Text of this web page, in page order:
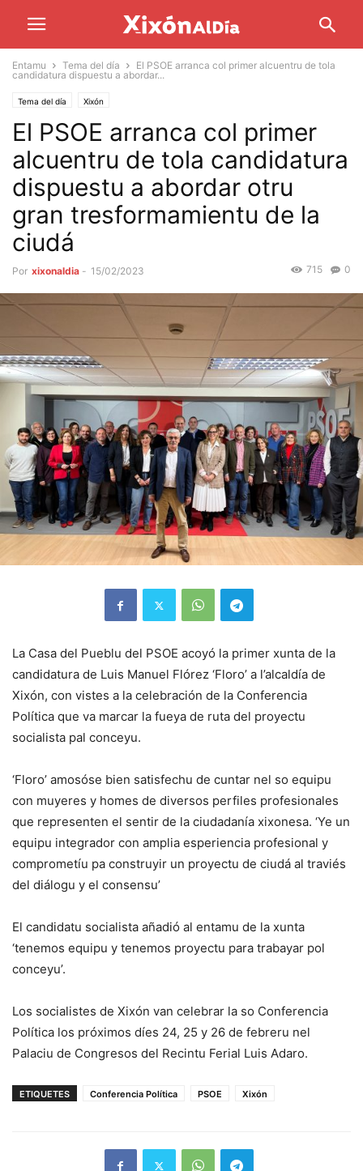
Entamu Tema del día
El PSOE arranca col primer alcuentru de tola
candidatura dispuestu a abordar...
Tema del día Xixón
El PSOE arranca col primer
alcuentru de tola candidatura
dispuestu a abordar otru
gran tresformamientu de la
ciudá
Por xixonaldia - 15/02/2023 0
715
La Casa del Pueblu del PSOE acoyó la primer xunta de la
candidatura de Luis Manuel Flórez ‘Floro’ a l’alcaldía de
Xixón, con vistes a la celebración de la Conferencia
Política que va marcar la fueya de ruta del proyectu
socialista pal conceyu.
‘Floro’ amosóse bien satisfechu de cuntar nel so equipu
con muyeres y homes de diversos perfiles profesionales
que representen el sentir de la ciudadanía xixonesa. ‘Ye un
equipu integrador con amplia esperiencia profesional y
comprometíu pa construyir un proyectu de ciudá al traviés
del diálogu y el consensu’
El candidatu socialista añadió al entamu de la xunta
‘tenemos equipu y tenemos proyectu para trabayar pol
conceyu’.
Los socialistes de Xixón van celebrar la so Conferencia
Política los próximos díes 24, 25 y 26 de febreru nel
Palaciu de Congresos del Recintu Ferial Luis Adaro.
ETIQUETES Conferencia Política PSOE Xixón